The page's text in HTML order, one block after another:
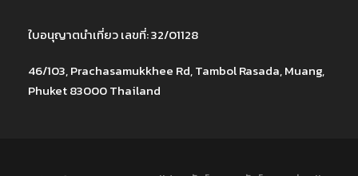
ใบอนุญาตนำเที่ยว เลขที่: 32/01128
46/103, Prachasamukkhee Rd, Tambol Rasada, Muang,
Phuket 83000 Thailand